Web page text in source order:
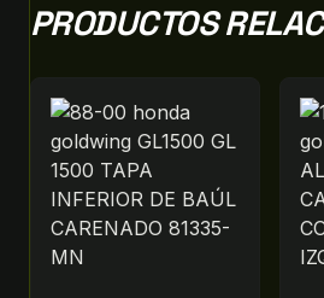
PRODUCTOS